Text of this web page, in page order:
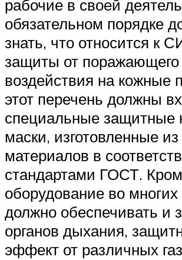
рабочие в своей
обязательном порядке
знать, что относится к
защиты от поражающего
воздействия на кожные
этот перечень должны
специальные защитные
маски, изготовленные из
материалов в
стандартами ГОСТ.
оборудование во многих
должно обеспечивать и
органов дыхания,
эффект от различных